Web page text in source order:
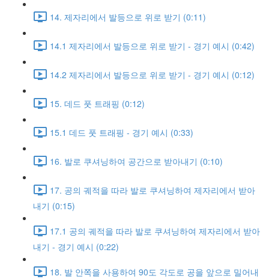
14. 제자리에서 발등으로 위로 받기 (0:11)
14.1 제자리에서 발등으로 위로 받기 - 경기 예시 (0:42)
14.2 제자리에서 발등으로 위로 받기 - 경기 예시 (0:12)
15. 데드 풋 트래핑 (0:12)
15.1 데드 풋 트래핑 - 경기 예시 (0:33)
16. 발로 쿠셔닝하여 공간으로 받아내기 (0:10)
17. 공의 궤적을 따라 발로 쿠셔닝하여 제자리에서 받아
내기 (0:15)
17.1 공의 궤적을 따라 발로 쿠셔닝하여 제자리에서 받아
내기 - 경기 예시 (0:22)
18. 발 안쪽을 사용하여 90도 각도로 공을 앞으로 밀어내